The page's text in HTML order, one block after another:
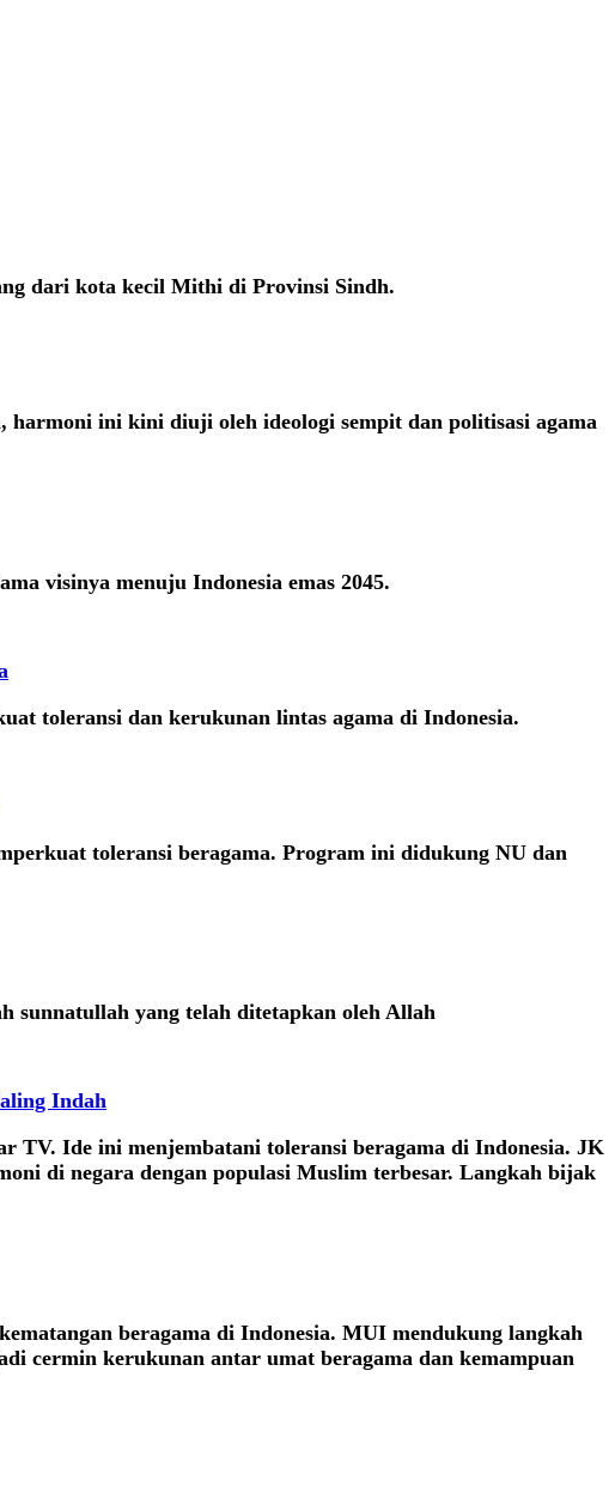
dari kota kecil Mithi di Provinsi Sindh.
ini kini diuji oleh ideologi sempit dan politisasi agama
visinya menuju Indonesia emas 2045.
toleransi dan kerukunan lintas agama di Indonesia.
toleransi beragama. Program ini didukung NU dan
sunnatullah yang telah ditetapkan oleh Allah
Indah
TV. Ide ini menjembatani toleransi beragama di Indonesia. JK
di negara dengan populasi Muslim terbesar. Langkah bijak
beragama di Indonesia. MUI mendukung langkah
cermin kerukunan antar umat beragama dan kemampuan